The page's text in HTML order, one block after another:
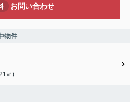
お問い合わせ
物件
㎡)